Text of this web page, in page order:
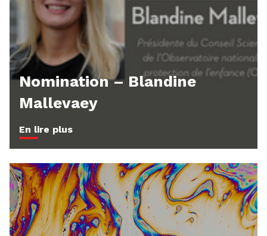
Nomination – Blandine
Mallevaey
En lire plus